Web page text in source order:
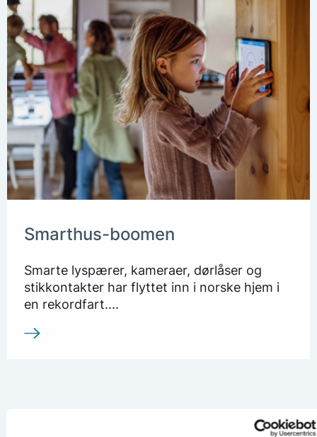
Smarthus-boomen
Smarte lyspærer, kameraer, dørlåser og
stikkontakter har flyttet inn i norske hjem i
en rekordfart....